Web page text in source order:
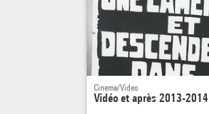
Cinema/Video
Vidéo et après 2013-2014